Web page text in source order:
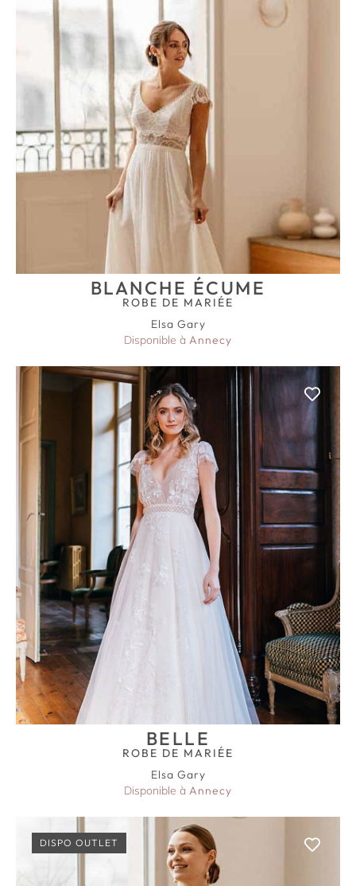
BLANCHE ÉCUME
ROBE DE MARIÉE
Elsa Gary
Disponible à Annecy
BELLE
ROBE DE MARIÉE
Elsa Gary
Disponible à Annecy
DISPO OUTLET